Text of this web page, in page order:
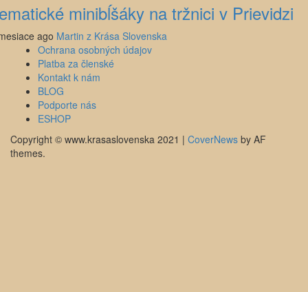
minibĺšáky na tržnici v Prievidzi
ago Martin z Krása Slovenska
Ochrana osobných údajov
Platba za členské
Kontakt k nám
BLOG
Podporte nás
ESHOP
Copyright © www.krasaslovenska 2021 | CoverNews by AF
themes.